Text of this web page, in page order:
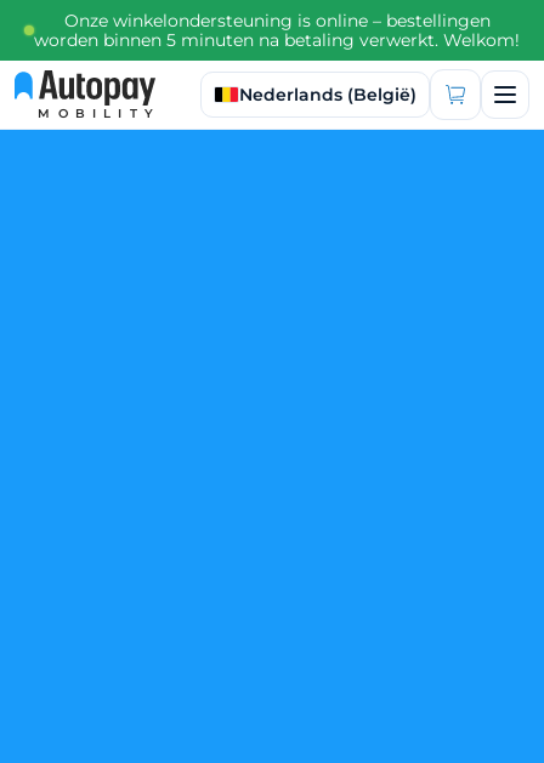
Onze winkelondersteuning is online – bestellingen
worden binnen 5 minuten na betaling verwerkt. Welkom!
MOBILITY
Taal selecteren
Nederlands (België)